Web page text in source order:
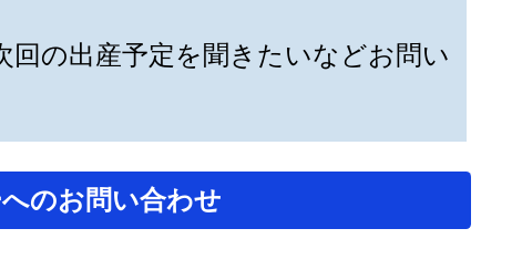
の出産予定を聞きたいなどお問い
のお問い合わせ